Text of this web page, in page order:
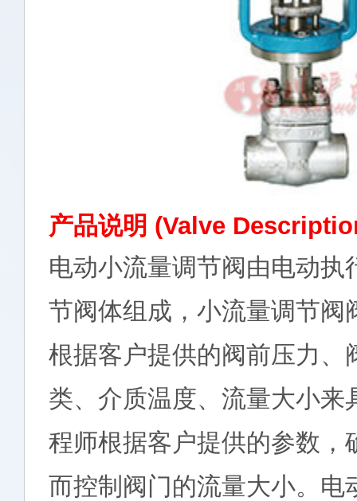
产品说明 (Valve
电动小流量调节阀由电动执
节阀体组成，小流量调节阀
根据客户提供的阀前压力、
类、介质温度、流量大小来
程师根据客户提供的参数，
而控制阀门的流量大小。电